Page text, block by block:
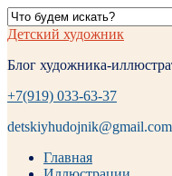
Детский художник
Блог художника-
+7(919) 033-63-37
detskiyhudojnik@gmail.com
Главная